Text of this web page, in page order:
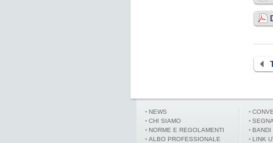
NEWS
CHI SIAMO
NORME E REGOLAMENTI
ALBO PROFESSIONALE
BANDI
LINK